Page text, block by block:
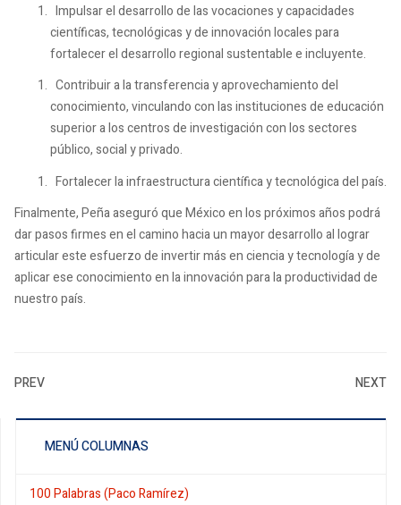
Impulsar el desarrollo de las vocaciones y capacidades
científicas, tecnológicas y de innovación locales para
fortalecer el desarrollo regional sustentable e incluyente.
Contribuir a la transferencia y aprovechamiento del
conocimiento, vinculando con las instituciones de educación
superior a los centros de investigación con los sectores
público, social y privado.
Fortalecer la infraestructura científica y tecnológica del país.
Finalmente, Peña aseguró que México en los próximos años podrá
dar pasos firmes en el camino hacia un mayor desarrollo al lograr
articular este esfuerzo de invertir más en ciencia y tecnología y de
aplicar ese conocimiento en la innovación para la productividad de
nuestro país.
PREV NEXT
MENÚ COLUMNAS
100 Palabras (Paco Ramírez)